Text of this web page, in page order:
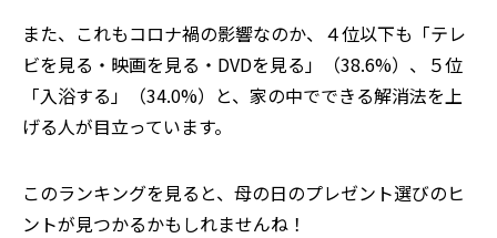
また、これもコロナ禍の影響なのか、４位以下も「テレ
ビを見る・映画を見る・DVDを見る」（38.6%）、５位
「入浴する」（34.0%）と、家の中でできる解消法を上
げる人が目立っています。
このランキングを見ると、母の日のプレゼント選びのヒ
ントが見つかるかもしれませんね！